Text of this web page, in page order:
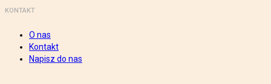
KONTAKT
O nas
Kontakt
Napisz do nas